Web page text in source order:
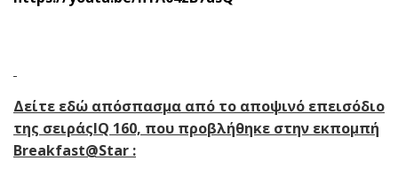
Δείτε εδώ απόσπασμα από το αποψινό επεισόδιο
της σειράςIQ 160, που προβλήθηκε στην εκπομπή
Breakfast@Star :